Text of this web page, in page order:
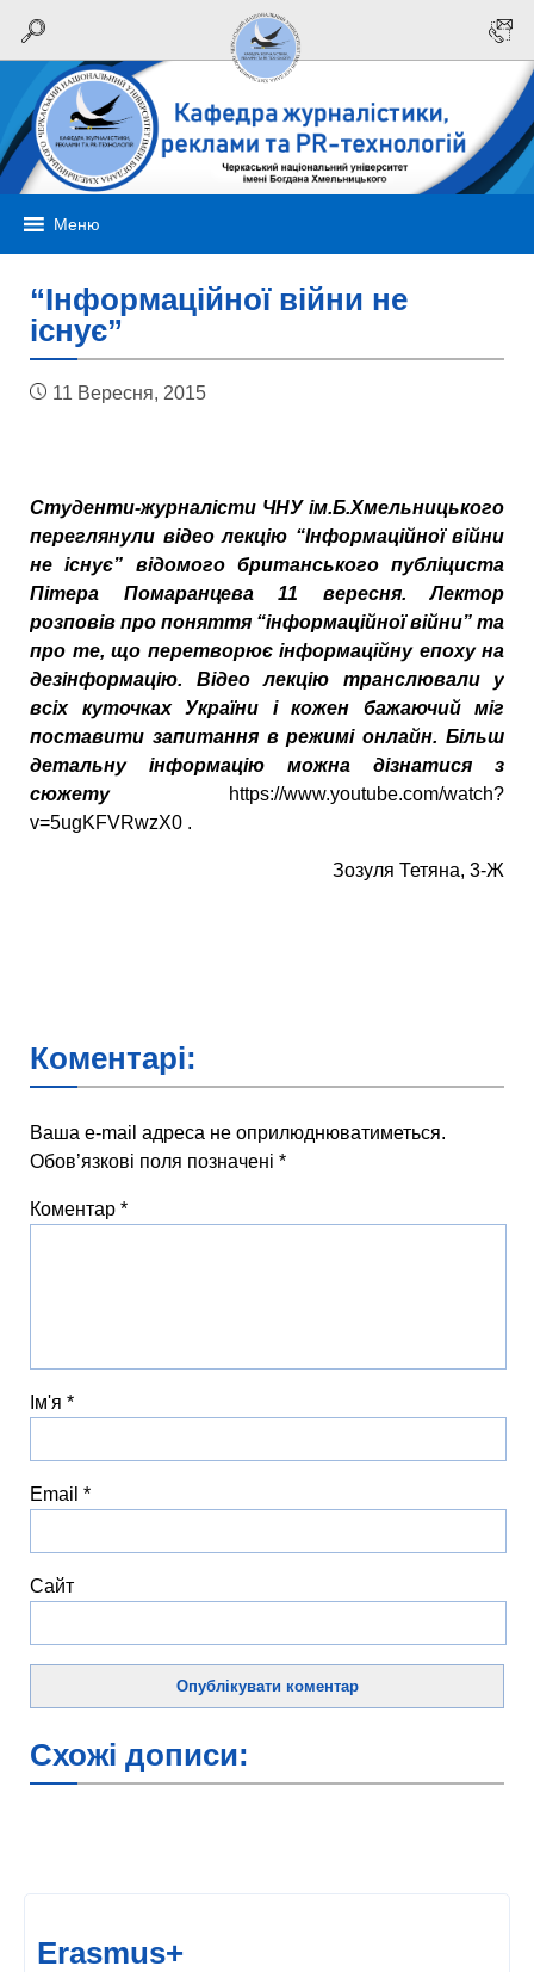
Меню
“Інформаційної війни не
існує”
11 Вересня, 2015
Студенти-журналісти ЧНУ ім.Б.Хмельницького
переглянули відео лекцію “Інформаційної війни
не існує” відомого британського публіциста
Пітера Помаранцева 11 вересня. Лектор
розповів про поняття “інформаційної війни” та
про те, що перетворює інформаційну епоху на
дезінформацію. Відео лекцію транслювали у
всіх куточках України і кожен бажаючий міг
поставити запитання в режимі онлайн. Більш
детальну інформацію можна дізнатися з
сюжету
https://www.youtube.com/watch?
v=5ugKFVRwzX0 .
Зозуля Тетяна, 3-Ж
Коментарі:
Ваша e-mail адреса не оприлюднюватиметься.
Обов’язкові поля позначені *
Коментар *
Ім'я *
Email *
Сайт
Схожі дописи:
Erasmus+